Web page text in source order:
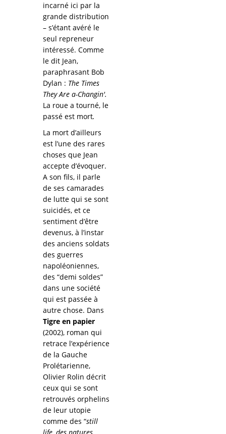
incarné ici par la
grande distribution
– s’étant avéré le
seul repreneur
intéressé. Comme
le dit Jean,
paraphrasant Bob
Dylan : The Times
They Are a-Changin'.
La roue a tourné, le
passé est mort.
La mort d’ailleurs
est l’une des rares
choses que Jean
accepte d’évoquer.
A son fils, il parle
de ses camarades
de lutte qui se sont
suicidés, et ce
sentiment d’être
devenus, à l’instar
des anciens soldats
des guerres
napoléoniennes,
des “demi soldes”
dans une société
qui est passée à
autre chose. Dans
Tigre en papier
(2002), roman qui
retrace l’expérience
de la Gauche
Prolétarienne,
Olivier Rolin décrit
ceux qui se sont
retrouvés orphelins
de leur utopie
comme des “still